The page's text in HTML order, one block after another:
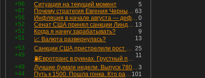
+96 5
Ситуация на текущий момент
+87
63
Почему стратегия Евгения Черных приведет вас к убыткам в 2026 году
+56
0
Инфляция в начале августа — дефляция из-за топлива и плодоовощной корзины, но услуги продолжают дорожать, а рубль начал ослабевать.
+52
13
Сенат США принял санкции Линдси Грэма против России
+52
9
Когда я начну зарабатывать?
+51
13
📈 Валюта развернулась?
+53
25
Санкции США пристрелили рост акций в России
+49
11
⛽️Евротранс в руинах. Грустный пост😶😞 Что изменилось в облигациях?
+48
3
Лучшие бумаги недели. Выпуск 780 – обновления для пятницы
+44
101
Путь к 1500. Пошла гонка. Кто раньше продаст.